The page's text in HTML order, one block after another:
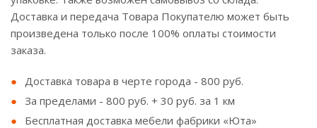
Доставка и передача Товара Покупателю может быть
произведена только после 100% оплаты стоимости
заказа.
Доставка товара в черте города - 800 руб.
За пределами - 800 руб. + 30 руб. за 1 км
Бесплатная доставка мебели фабрики «Юта»